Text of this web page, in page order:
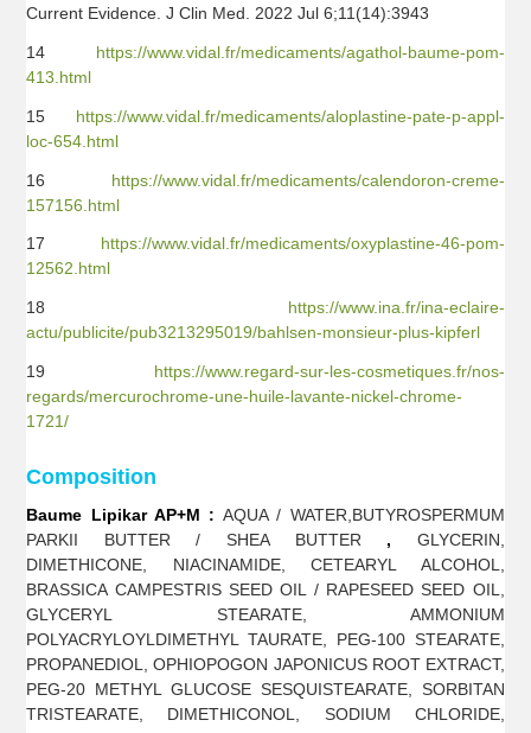
Current Evidence. J Clin Med. 2022 Jul 6;11(14):3943
14 https://www.vidal.fr/medicaments/agathol-baume-pom-
413.html
15 https://www.vidal.fr/medicaments/aloplastine-pate-p-appl-
loc-654.html
16 https://www.vidal.fr/medicaments/calendoron-creme-
157156.html
17 https://www.vidal.fr/medicaments/oxyplastine-46-pom-
12562.html
18 https://www.ina.fr/ina-eclaire-
actu/publicite/pub3213295019/bahlsen-monsieur-plus-kipferl
19 https://www.regard-sur-les-cosmetiques.fr/nos-
regards/mercurochrome-une-huile-lavante-nickel-chrome-
1721/
Composition
Baume Lipikar AP+M :AQUA / WATER,BUTYROSPERMUM
PARKII BUTTER / SHEA BUTTER , GLYCERIN,
DIMETHICONE, NIACINAMIDE, CETEARYL ALCOHOL,
BRASSICA CAMPESTRIS SEED OIL / RAPESEED SEED OIL,
GLYCERYL STEARATE, AMMONIUM
POLYACRYLOYLDIMETHYL TAURATE, PEG-100 STEARATE,
PROPANEDIOL, OPHIOPOGON JAPONICUS ROOT EXTRACT,
PEG-20 METHYL GLUCOSE SESQUISTEARATE, SORBITAN
TRISTEARATE, DIMETHICONOL, SODIUM CHLORIDE,